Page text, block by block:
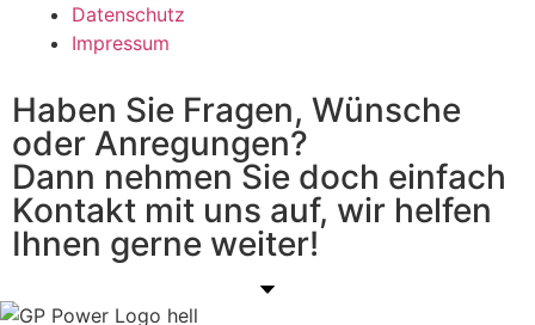
Datenschutz
Impressum
Haben Sie Fragen, Wünsche
oder Anregungen?
Dann nehmen Sie doch einfach
Kontakt mit uns auf, wir helfen
Ihnen gerne weiter!